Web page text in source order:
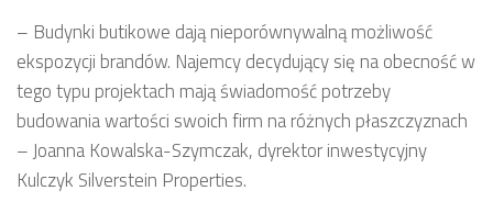
– Budynki butikowe dają nieporównywalną możliwość
ekspozycji brandów. Najemcy decydujący się na obecność w
tego typu projektach mają świadomość potrzeby
budowania wartości swoich firm na różnych płaszczyznach
– Joanna Kowalska-Szymczak, dyrektor inwestycyjny
Kulczyk Silverstein Properties.